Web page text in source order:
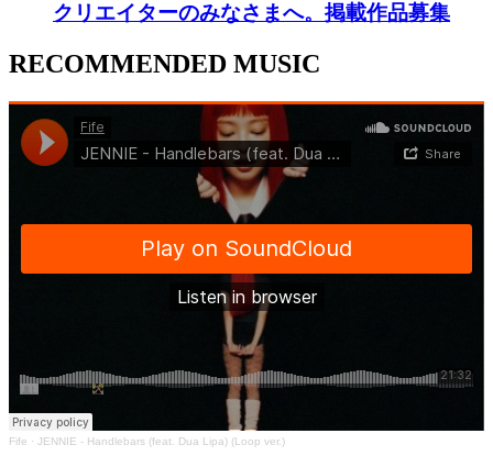
クリエイターのみなさまへ。掲載作品募集
RECOMMENDED MUSIC
Fife · JENNIE - Handlebars (feat. Dua Lipa) (Loop ver.)